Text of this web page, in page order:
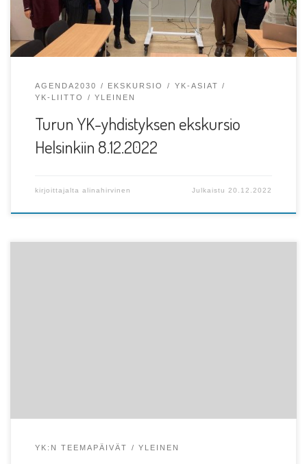
AGENDA2030 EKSKURSIO
YK-ASIAT
YK-LIITTO
YLEINEN
Turun YK-yhdistyksen ekskursio
Helsinkiin 8.12.2022
kirjoittajalta alinahirvinen Julkaistu20.12.2022
YK:N TEEMAPÄIVÄT YLEINEN